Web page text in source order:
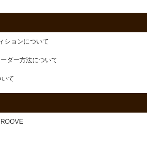
ションについて
ダー方法について
いて